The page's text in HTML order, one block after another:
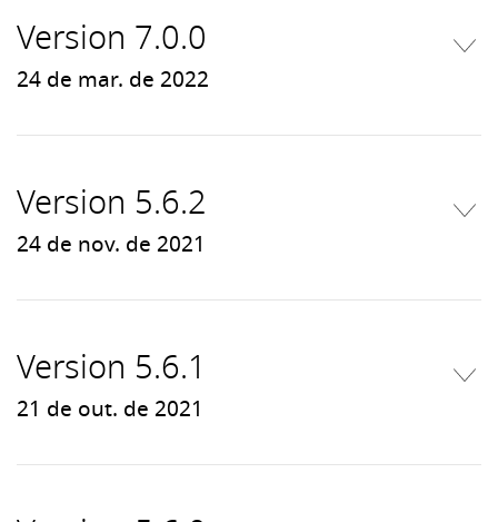
Version 7.0.0
24 de mar. de 2022
Version 5.6.2
24 de nov. de 2021
Version 5.6.1
21 de out. de 2021